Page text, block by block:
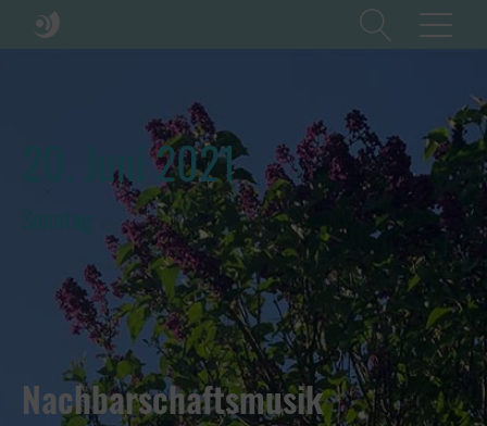
20. Juni 2021
Nachbarschaftsmusik